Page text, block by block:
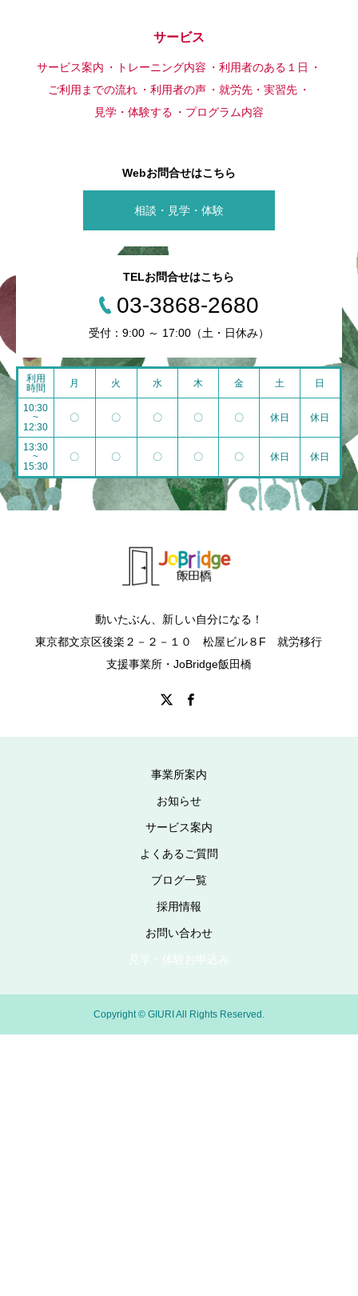
サービス
サービス案内 トレーニング内容
利用者のある１日
ご利用までの流れ
利用者の声
就労先・実習先
見学・体験する
プログラム内容
Webお問合せはこちら
相談・見学・体験
TELお問合せはこちら
03-3868-2680
受付：9:00 ～ 17:00（土・日休み）
利用
時間
月 火 水 木 金 土 日
10:30
~
12:30
〇 〇 〇 〇 〇 休日 休日
13:30
~
15:30
〇 〇 〇 〇 〇 休日 休日
動いたぶん、新しい自分になる！
東京都文京区後楽２－２－１０ 松屋ビル８F 就労移行
支援事業所・JoBridge飯田橋
事業所案内
お知らせ
サービス案内
よくあるご質問
ブログ一覧
採用情報
お問い合わせ
見学・体験お申込み
Copyright © GIURI All Rights Reserved.